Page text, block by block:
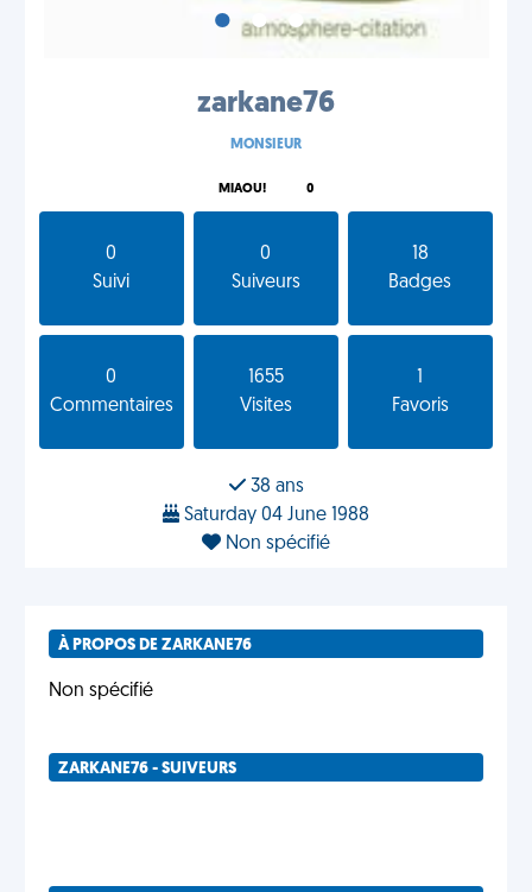
• • •
zarkane76
MONSIEUR
MIAOU! 0
0
Suivi
0
Suiveurs
18
Badges
0
Commentaires
1655
Visites
Favoris
38 ans
Saturday 04 June 1988
Non spécifié
À PROPOS DE ZARKANE76
Non spécifié
ZARKANE76 - SUIVEURS